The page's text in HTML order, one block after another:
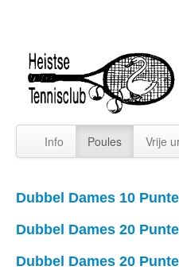
Info Poules Vrije
Dubbel Dames 10
Dubbel Dames 20
Dubbel Dames 20